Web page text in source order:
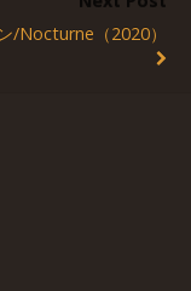
/Nocturne（2020）